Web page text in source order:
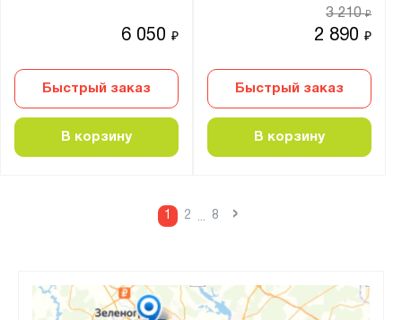
6 050₽
Быстрый заказ
В корзину
2 890₽
3 210₽
Быстрый заказ
В корзину
1 2 ... 8 ›